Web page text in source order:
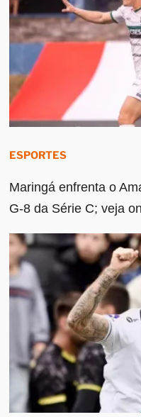
ESPORTES
Maringá enfrenta o
G-8 da Série C; veja